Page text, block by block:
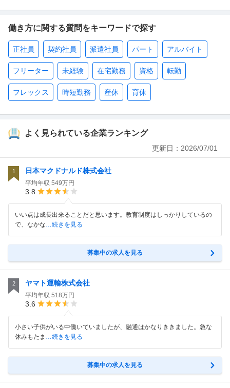
働き方に関する質問をキーワードで探す
正社員 契約社員 派遣社員 パート アルバイト
フリーター 未経験 在宅勤務 資格 転勤
フレックス 時短勤務 産休 育休
よく見られている企業ランキング
更新日： 2026/07/01
1 日本マクドナルド株式会社
平均年収 549万円
3.8
いい点は成長出来ることだと思います。教育制度はしっかりしているの
で、なかな…続きを見る
募集中の求人を見る
2 ヤマト運輸株式会社
平均年収 518万円
3.6
小さい子供がいる中働いていましたが、融通はかなりききました。急な
休みもたま …続きを見る
募集中の求人を見る